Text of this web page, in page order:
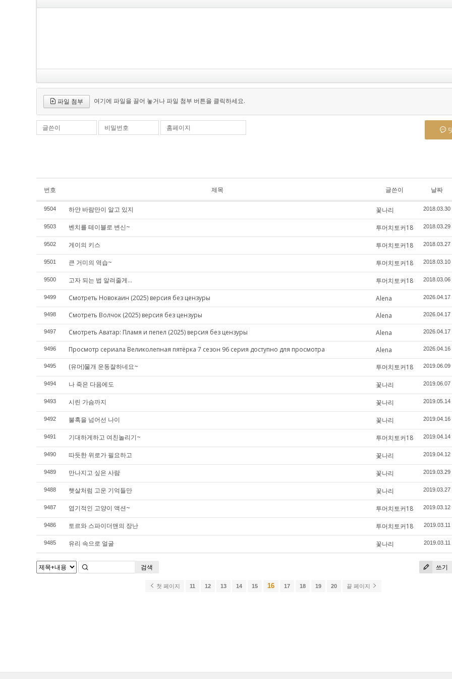
파일 첨부 여기에 파일을 끌어 놓거나 파일 첨부 버튼을 클릭하세요.
글쓴이 비밀번호 홈페이지
번호 제목 글쓴이 날짜
9504 하얀 바람만이 알고 있지 꽃나리 2018.03.30
9503 벤치를 테이블로 변신~ 투머치토커18 2018.03.29
9502 게이의 키스 투머치토커18 2018.03.27
9501 큰 거미의 역습~ 투머치토커18 2018.03.10
9500 고자 되는 법 알려줄게... 투머치토커18 2018.03.06
9499 Смотреть Новокаин (2025) версия без цензуры Alena 2026.04.17
9498 Смотреть Волчок (2025) версия без цензуры Alena 2026.04.17
9497 Смотреть Аватар: Пламя и пепел (2025) версия без цензуры Alena 2026.04.17
9496 Просмотр сериала Великолепная пятёрка 7 сезон 96 серия доступно для просмотра Alena 2026.04.16
9495 (유머)물개 운동잘하네요~ 투머치토커18 2019.06.09
9494 나 죽은 다음에도 꽃나리 2019.06.07
9493 시린 가슴까지 꽃나리 2019.05.14
9492 불혹을 넘어선 나이 꽃나리 2019.04.16
9491 기대하게하고 여친놀리기~ 투머치토커18 2019.04.14
9490 따듯한 위로가 필요하고 꽃나리 2019.04.12
9489 만나지고 싶은 사람 꽃나리 2019.03.29
9488 햇살처럼 고운 기억들만 꽃나리 2019.03.27
9487 엽기적인 고양이 액션~ 투머치토커18 2019.03.12
9486 토르와 스파이더맨의 장난 투머치토커18 2019.03.11
9485 유리 속으로 얼굴 꽃나리 2019.03.11
쓰기
검색
첫 페이지 11 12 13 14 15 16 17 18 19 20 끝 페이지